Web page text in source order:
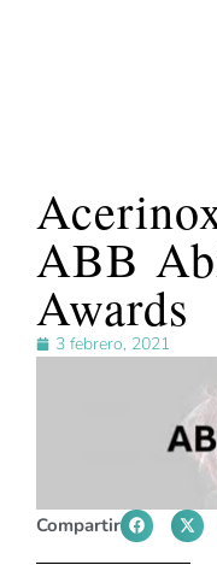
ABB
Awards
3 febrero, 2021
Compartir